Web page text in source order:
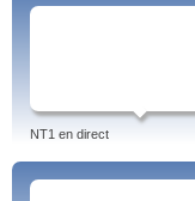
NT1 en direct